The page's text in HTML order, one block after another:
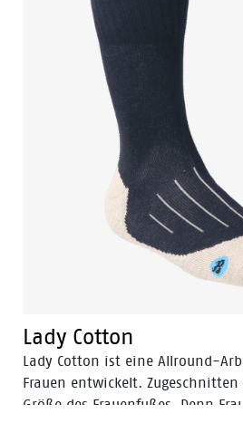
diese einzigartige Kollektion von
für die berufstätige Frau von
Lady Cotton
Lady Cotton ist eine Allround-
Frauen entwickelt.
Größe des Frauenfußes. Denn